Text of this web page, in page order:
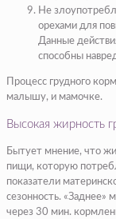
Не
орехами для
Данные
способны
Процесс грудного
малышу, и мамочке.
Высокая жирность
Бытует мнение, что
пищи, которую
показатели
сезонность. «Заднее»
через 30 мин.